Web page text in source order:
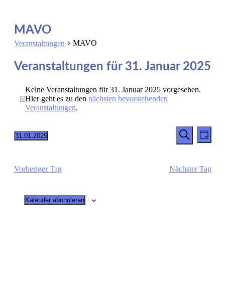
MAVO
Veranstaltungen MAVO
Veranstaltungen für 31. Januar 2025
Hinweis
Keine Veranstaltungen für 31. Januar 2025 vorgesehen.
Hier geht es zu dennächsten bevorstehenden
Veranstaltungen.
Suche
Suche
Tag
31.01.2025
Vorheriger Tag
Nächster Tag
Kalender abonnieren